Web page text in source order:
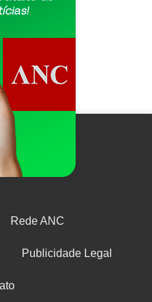
Rede ANC
Publicidade Legal